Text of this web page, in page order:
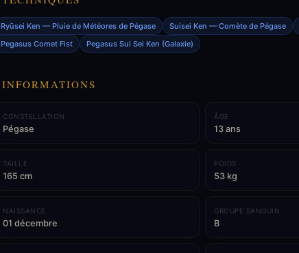
Ryūsei Ken — Pluie de Météores de Pégase Suisei Ken — Comète de Pégase
Pegasus Comet Fist
Pegasus Sui Sei Ken (Galaxie)
INFORMATIONS
CONSTELLATION
Pégase
ÂGE
13 ans
TAILLE
165 cm
POIDS
53 kg
NAISSANCE
01 décembre
GROUPE SANGUIN
B